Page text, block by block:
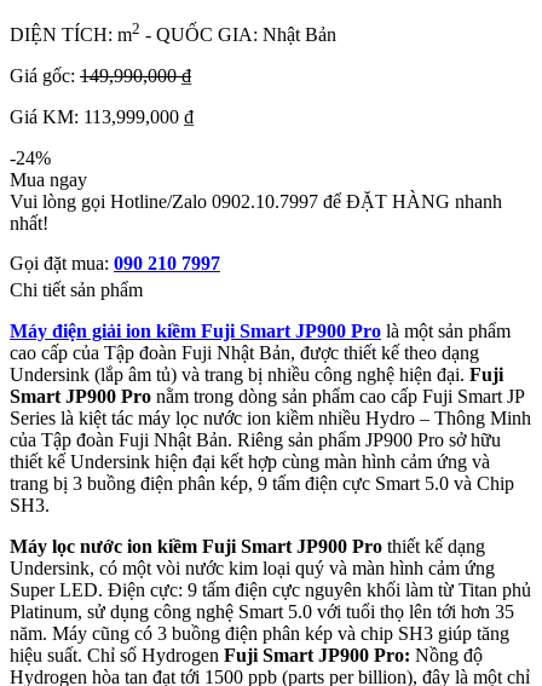
DIỆN TÍCH: m2 - QUỐC GIA: Nhật Bản
Giá gốc: 149,990,000 ₫
Giá KM: 113,999,000 ₫
-24%
Mua ngay
Vui lòng gọi Hotline/Zalo 0902.10.7997 để ĐẶT HÀNG nhanh
nhất!
Gọi đặt mua: 090 210 7997
Chi tiết sản phẩm
Máy điện giải ion kiềm Fuji Smart JP900 Pro là một sản phẩm
cao cấp của Tập đoàn Fuji Nhật Bản, được thiết kế theo dạng
Undersink (lắp âm tủ) và trang bị nhiều công nghệ hiện đại. Fuji
Smart JP900 Pro nằm trong dòng sản phẩm cao cấp Fuji Smart JP
Series là kiệt tác máy lọc nước ion kiềm nhiều Hydro – Thông Minh
của Tập đoàn Fuji Nhật Bản. Riêng sản phẩm JP900 Pro sở hữu
thiết kế Undersink hiện đại kết hợp cùng màn hình cảm ứng và
trang bị 3 buồng điện phân kép, 9 tấm điện cực Smart 5.0 và Chip
SH3.
Máy lọc nước ion kiềm Fuji Smart JP900 Pro thiết kế dạng
Undersink, có một vòi nước kim loại quý và màn hình cảm ứng
Super LED. Điện cực: 9 tấm điện cực nguyên khối làm từ Titan phủ
Platinum, sử dụng công nghệ Smart 5.0 với tuổi thọ lên tới hơn 35
năm. Máy cũng có 3 buồng điện phân kép và chip SH3 giúp tăng
hiệu suất. Chỉ số Hydrogen Fuji Smart JP900 Pro: Nồng độ
Hydrogen hòa tan đạt tới 1500 ppb (parts per billion), đây là một chỉ